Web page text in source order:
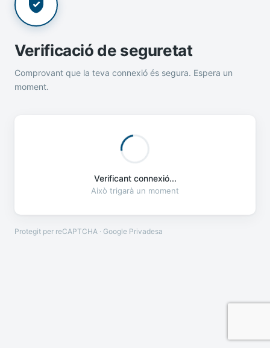
Verificació de seguretat
Comprovant que la teva connexió és segura. Espera un
moment.
Verificant connexió...
Això trigarà un moment
Protegit per reCAPTCHA · Google Privadesa